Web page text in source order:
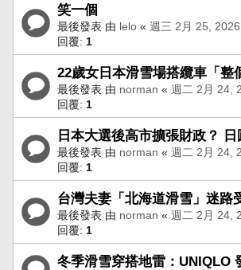
笑一個
最後發表 由 lelo « 週三 2月 25,
回覆: 1
22歲女日本滑雪場搭纜車「
最後發表 由 norman « 週二 2月 24,
回覆: 1
日本大選後高市擴張財政？ 日
最後發表 由 norman « 週二 2月 24,
回覆: 1
台灣夫妻「北海道滑雪」迷
最後發表 由 norman « 週二 2月 24,
回覆: 1
冬季滑雪穿搭地雷：UNIQLO